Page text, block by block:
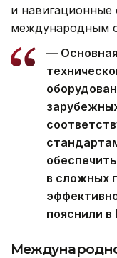
и
международным
—
в сложных
пояснили